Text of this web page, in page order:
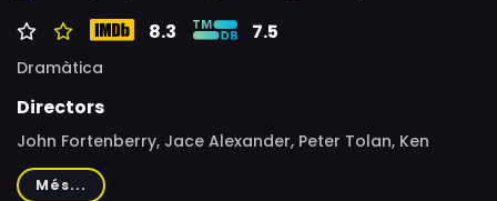
8.3 7.5
Dramàtica
Directors
John Fortenberry, Jace Alexander, Peter Tolan, Ken
Girotti
Més...